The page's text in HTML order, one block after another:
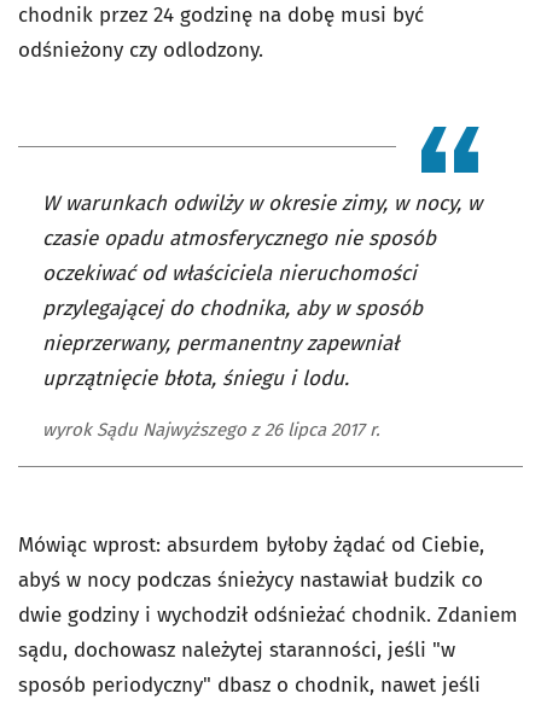
chodnik przez 24 godzinę na dobę musi być
odśnieżony czy odlodzony.
W warunkach odwilży w okresie zimy, w nocy, w
czasie opadu atmosferycznego nie sposób
oczekiwać od właściciela nieruchomości
przylegającej do chodnika, aby w sposób
nieprzerwany, permanentny zapewniał
uprzątnięcie błota, śniegu i lodu.
wyrok Sądu Najwyższego z 26 lipca 2017 r.
Mówiąc wprost: absurdem byłoby żądać od Ciebie,
abyś w nocy podczas śnieżycy nastawiał budzik co
dwie godziny i wychodził odśnieżać chodnik. Zdaniem
sądu, dochowasz należytej staranności, jeśli "w
sposób periodyczny" dbasz o chodnik, nawet jeśli